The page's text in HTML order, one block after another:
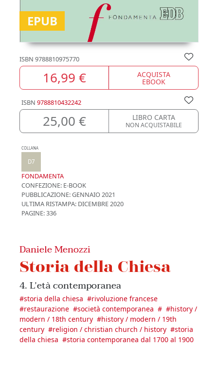
EPUB
ISBN 9788810975770
16,99 € ACQUISTA
EBOOK
ISBN 9788810432242
25,00 € LIBRO CARTA
NON ACQUISTABILE
COLLANA
D7
FONDAMENTA
CONFEZIONE: E-BOOK
PUBBLICAZIONE:GENNAIO 2021
ULTIMA RISTAMPA: DICEMBRE 2020
PAGINE: 336
Daniele Menozzi
Storia della Chiesa
4. L’età contemporanea
#storia della chiesa #rivoluzione francese
#restaurazione #società contemporanea # #history /
modern / 18th century #history / modern / 19th
century #religion / christian church / history #storia
della chiesa #storia contemporanea dal 1700 al 1900